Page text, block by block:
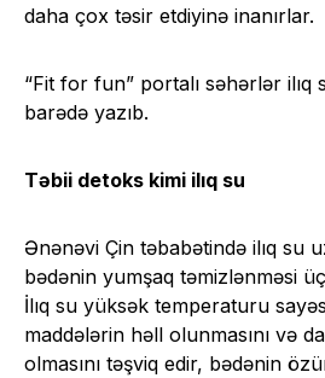
daha çox təsir etdiyinə inanırlar.
“Fit for fun” portalı səhərlər ilıq
barədə yazıb.
Təbii detoks kimi ilıq su
Ənənəvi Çin təbabətində ilıq su
bədənin yumşaq təmizlənməsi
İlıq su yüksək temperaturu
maddələrin həll olunmasını və
olmasını təşviq edir, bədənin